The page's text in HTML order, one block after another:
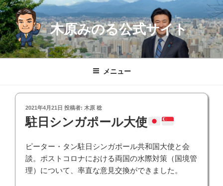
コ
ン
テ
ン
ツ
木原みのる公式サイト
メニュー
投
稿
日:
2021年4月21日 投稿者: 木原 稔
駐日シンガポール大使
ピーター・タン駐日シンガポール共和国大使と会
談。ポストコロナにおける両国の水際対策（国境管
理）について、率直な意見交換ができました。